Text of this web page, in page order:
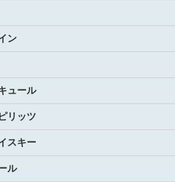
ン
ュール
リッツ
スキー
ル